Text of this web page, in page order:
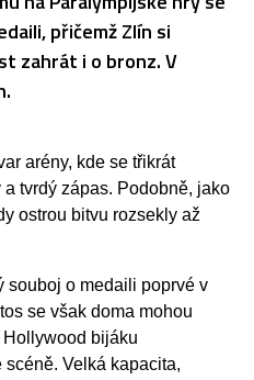
přičemž Zlín si
zahrát i o bronz. V
arény, kde se třikrát
tvrdý zápas. Podobně, jako
ostrou bitvu rozsekly až
souboj o medaili poprvé v
se však doma mohou
Hollywood bijáku
Velká kapacita,